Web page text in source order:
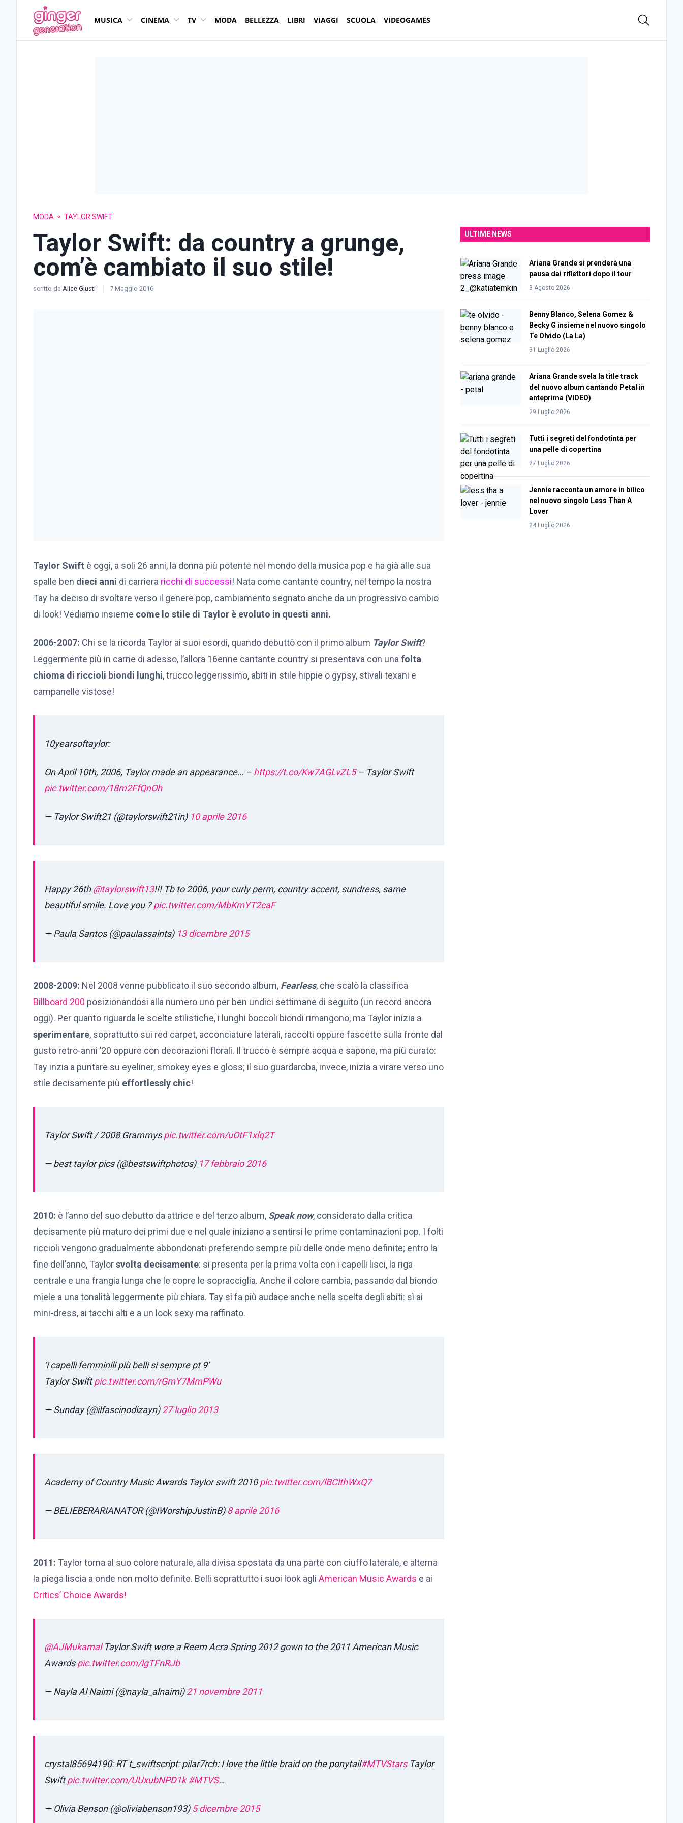
MUSICA CINEMA TV MODA BELLEZZA LIBRI VIAGGI SCUOLA VIDEOGAMES
MODA TAYLOR SWIFT
Taylor Swift: da country a grunge,
com’è cambiato il suo stile!
scritto da Alice Giusti 7 Maggio 2016
Taylor Swift è oggi, a soli 26 anni, la donna più potente nel mondo della musica pop e ha già alle sua
spalle ben dieci anni di carriera ricchi di successi! Nata come cantante country, nel tempo la nostra
Tay ha deciso di svoltare verso il genere pop, cambiamento segnato anche da un progressivo cambio
di look! Vediamo insieme come lo stile di Taylor è evoluto in questi anni.
2006-2007: Chi se la ricorda Taylor ai suoi esordi, quando debuttò con il primo album Taylor Swift?
Leggermente più in carne di adesso, l’allora 16enne cantante country si presentava con unafolta
chioma di riccioli biondi lunghi, trucco leggerissimo, abiti in stile hippie o gypsy, stivali texani e
campanelle vistose!
10yearsoftaylor:
On April 10th, 2006, Taylor made an appearance… – https://t.co/Kw7AGLvZL5– Taylor Swift
pic.twitter.com/18m2FfQnOh
— Taylor Swift21 (@taylorswift21in) 10 aprile 2016
Happy 26th@taylorswift13!!! Tb to 2006, your curly perm, country accent, sundress, same
beautiful smile. Love you ?pic.twitter.com/MbKmYT2caF
— Paula Santos (@paulassaints) 13 dicembre 2015
2008-2009: Nel 2008 venne pubblicato il suo secondo album, Fearless, che scalò la classifica
Billboard 200 posizionandosi alla numero uno per ben undici settimane di seguito (un record ancora
oggi). Per quanto riguarda le scelte stilistiche, i lunghi boccoli biondi rimangono, ma Taylor inizia a
sperimentare, soprattutto sui red carpet, acconciature laterali, raccolti oppure fascette sulla fronte dal
gusto retro-anni ’20 oppure con decorazioni florali. Il trucco è sempre acqua e sapone, ma più curato:
Tay inzia a puntare su eyeliner, smokey eyes e gloss; il suo guardaroba, invece, inizia a virare verso uno
stile decisamente più effortlessly chic!
Taylor Swift / 2008 Grammyspic.twitter.com/uOtF1xlq2T
— best taylor pics (@bestswiftphotos) 17 febbraio 2016
2010: è l’anno del suo debutto da attrice e del terzo album, Speak now, considerato dalla critica
decisamente più maturo dei primi due e nel quale iniziano a sentirsi le prime contaminazioni pop. I folti
riccioli vengono gradualmente abbondonati preferendo sempre più delle onde meno definite; entro la
fine dell’anno, Taylorsvolta decisamente: si presenta per la prima volta con i capelli lisci, la riga
centrale e una frangia lunga che le copre le sopracciglia. Anche il colore cambia, passando dal biondo
miele a una tonalità leggermente più chiara. Tay si fa più audace anche nella scelta degli abiti: sì ai
mini-dress, ai tacchi alti e a un look sexy ma raffinato.
‘i capelli femminili più belli si sempre pt 9’
Taylor Swiftpic.twitter.com/rGmY7MmPWu
— Sunday (@ilfascinodizayn)27 luglio 2013
Academy of Country Music Awards Taylor swift 2010pic.twitter.com/lBClthWxQ7
— BELIEBERARIANATOR (@IWorshipJustinB)8 aprile 2016
2011: Taylor torna al suo colore naturale, alla divisa spostata da una parte con ciuffo laterale, e alterna
la piega liscia a onde non molto definite. Belli soprattutto i suoi look agli American Music Awards e ai
Critics’ Choice Awards!
@AJMukamalTaylor Swift wore a Reem Acra Spring 2012 gown to the 2011 American Music
Awardspic.twitter.com/lgTFnRJb
— Nayla Al Naimi (@nayla_alnaimi)21 novembre 2011
crystal85694190: RT t_swiftscript: pilar7rch: I love the little braid on the ponytail#MTVStarsTaylor
Swiftpic.twitter.com/UUxubNPD1k #MTVS…
— Olivia Benson (@oliviabenson193) 5 dicembre 2015
ULTIME NEWS
Ariana Grande si prenderà una
pausa dai riflettori dopo il tour
3 Agosto 2026
Benny Blanco, Selena Gomez &
Becky G insieme nel nuovo singolo
Te Olvido (La La)
31 Luglio 2026
Ariana Grande svela la title track
del nuovo album cantando Petal in
anteprima (VIDEO)
29 Luglio 2026
Tutti i segreti del fondotinta per
una pelle di copertina
27 Luglio 2026
Jennie racconta un amore in bilico
nel nuovo singolo Less Than A
Lover
24 Luglio 2026